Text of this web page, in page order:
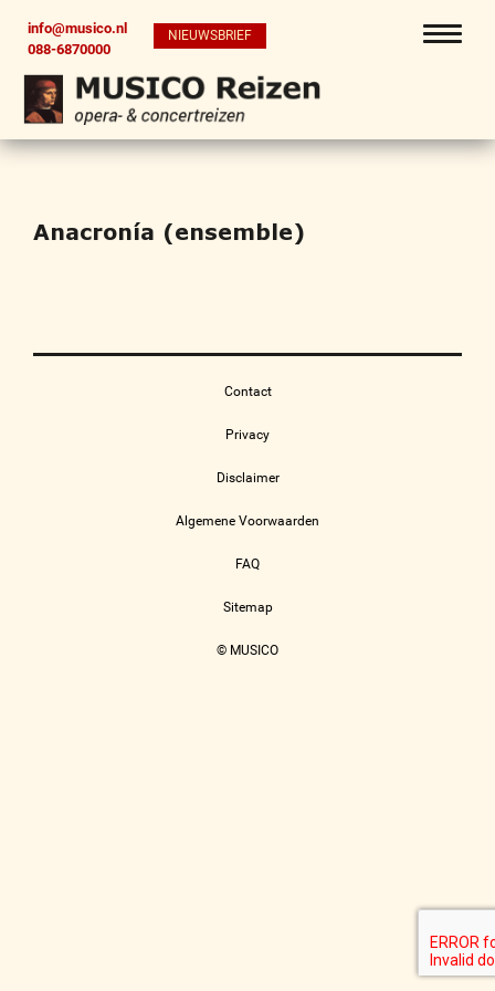
info@musico.nl
088-6870000
NIEUWSBRIEF
Anacronía (ensemble)
Contact
Privacy
Disclaimer
Algemene Voorwaarden
FAQ
Sitemap
© MUSICO